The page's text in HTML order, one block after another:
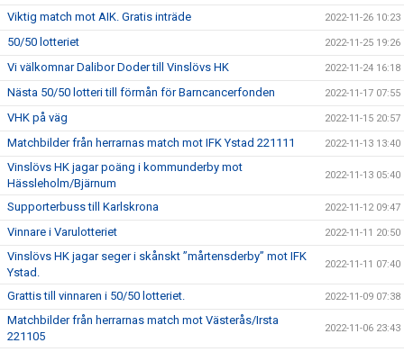
Viktig match mot AIK. Gratis inträde 2022-11-26 10:23
50/50 lotteriet 2022-11-25 19:26
Vi välkomnar Dalibor Doder till Vinslövs HK 2022-11-24 16:18
Nästa 50/50 lotteri till förmån för Barncancerfonden 2022-11-17 07:55
VHK på väg 2022-11-15 20:57
Matchbilder från herrarnas match mot IFK Ystad 221111 2022-11-13 13:40
Vinslövs HK jagar poäng i kommunderby mot
Hässleholm/Bjärnum
2022-11-13 05:40
Supporterbuss till Karlskrona 2022-11-12 09:47
Vinnare i Varulotteriet 2022-11-11 20:50
Vinslövs HK jagar seger i skånskt ”mårtensderby” mot IFK
Ystad.
2022-11-11 07:40
Grattis till vinnaren i 50/50 lotteriet. 2022-11-09 07:38
Matchbilder från herrarnas match mot Västerås/Irsta
221105
2022-11-06 23:43